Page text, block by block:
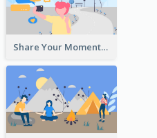
Share Your Moments To The World Illustration